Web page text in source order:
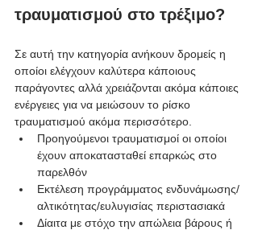
τραυματισμού στο τρέξιμο?
Σε αυτή την κατηγορία ανήκουν δρομείς η
οποίοι ελέγχουν καλύτερα κάποιους
παράγοντες αλλά χρειάζονται ακόμα κάποιες
ενέργειες για να μειώσουν το ρίσκο
τραυματισμού ακόμα περισσότερο.
Προηγούμενοι τραυματισμοί οι οποίοι
έχουν αποκατασταθεί επαρκώς στο
παρελθόν
Εκτέλεση προγράμματος ενδυνάμωσης/
αλτικότητας/ευλυγισίας περιστασιακά
Δίαιτα με στόχο την απώλεια βάρους ή